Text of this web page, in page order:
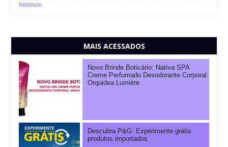
fidelidade
MAIS ACESSADOS
Novo Brinde Boticário: Nativa SPA
Creme Perfumado Desodorante Corporal
Orquidea Lumière
Descubra P&G: Experimente grátis
produtos importados